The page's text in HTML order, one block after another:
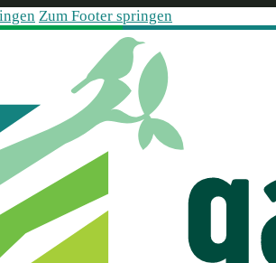
Zum Footer springen